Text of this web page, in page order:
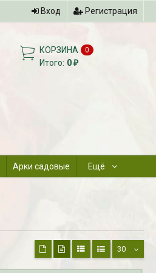
Вход Регистрация
КОРЗИНА 0
Итого: 0₽
Арки садовые Ещё
30